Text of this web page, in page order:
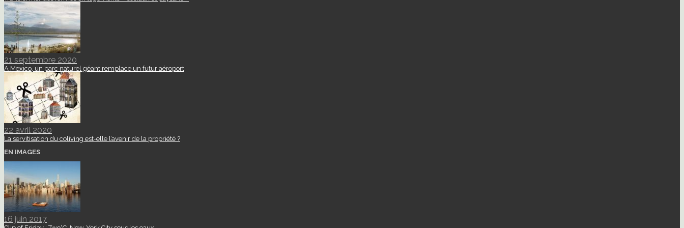
21 septembre 2020
A Mexico, un parc naturel géant remplace un futur aéroport
22 avril 2020
La servitisation du coliving est-elle l’avenir de la propriété ?
EN IMAGES
16 juin 2017